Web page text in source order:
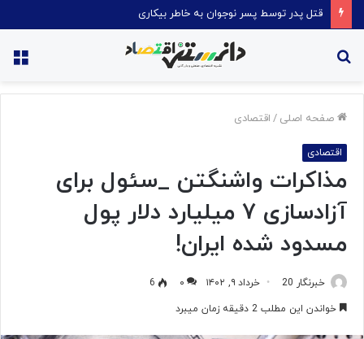
قتل پدر توسط پسر نوجوان به خاطر بیکاری
صفحه اصلی / اقتصادی
اقتصادی
مذاکرات واشنگتن _سئول برای
آزادسازی ۷ میلیارد دلار پول
مسدود شده ایران!
خبرنگار 20 خرداد ۹, ۱۴۰۲ ۰
6
خواندن این مطلب 2 دقیقه زمان میبرد